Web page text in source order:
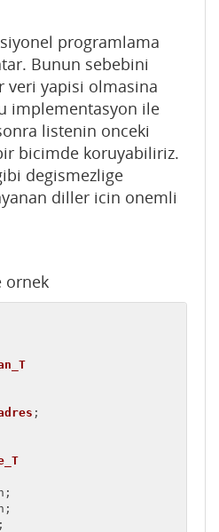
programlama
Bunun sebebini
veri yapisi olmasina
implementasyon ile
listenin onceki
bicimde koruyabiliriz.
degismezlige
diller icin onemli
ornek
;